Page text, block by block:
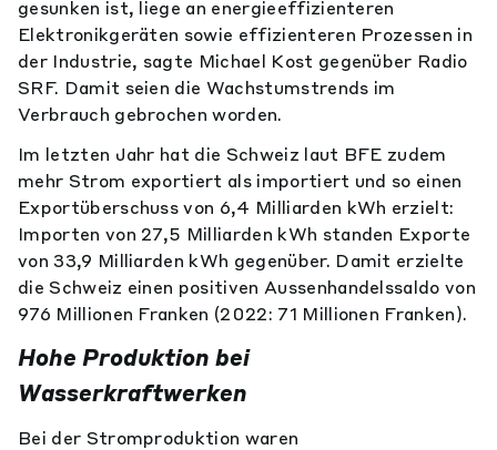
gesunken ist, liege an energieeffizienteren
Elektronikgeräten sowie effizienteren Prozessen in
der Industrie, sagte Michael Kost gegenüber Radio
SRF. Damit seien die Wachstumstrends im
Verbrauch gebrochen worden.
Im letzten Jahr hat die Schweiz laut BFE zudem
mehr Strom exportiert als importiert und so einen
Exportüberschuss von 6,4 Milliarden kWh erzielt:
Importen von 27,5 Milliarden kWh standen Exporte
von 33,9 Milliarden kWh gegenüber. Damit erzielte
die Schweiz einen positiven Aussenhandelssaldo von
976 Millionen Franken (2022: 71 Millionen Franken).
Hohe Produktion bei
Wasserkraftwerken
Bei der Stromproduktion waren